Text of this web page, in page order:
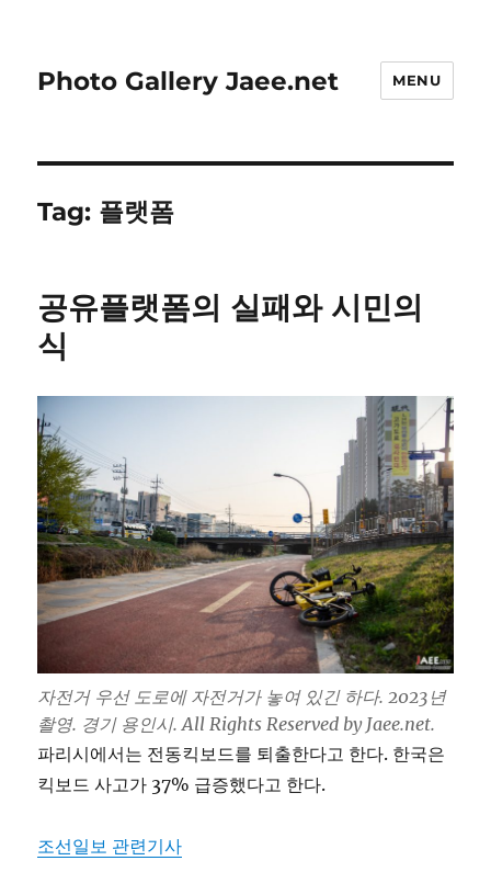
Photo Gallery Jaee.net MENU
Tag: 플랫폼
공유플랫폼의 실패와 시민의
식
자전거 우선 도로에 자전거가 놓여 있긴 하다. 2023년
촬영. 경기 용인시. All Rights Reserved by Jaee.net.
파리시에서는 전동킥보드를 퇴출한다고 한다. 한국은
킥보드 사고가 37% 급증했다고 한다.
조선일보 관련기사